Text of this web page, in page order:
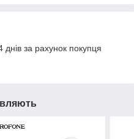
за рахунок покупця